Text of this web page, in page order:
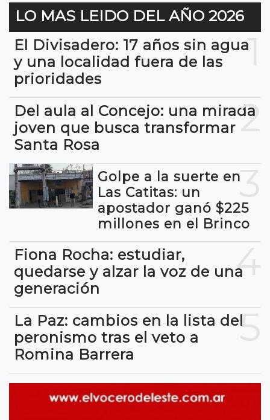
LO MAS LEIDO DEL AÑO 2026
1
El Divisadero: 17 años sin agua
y una localidad fuera de las
prioridades
2
Del aula al Concejo: una mirada
joven que busca transformar
Santa Rosa
3
Golpe a la suerte en
Las Catitas: un
apostador ganó $225
millones en el Brinco
4
Fiona Rocha: estudiar,
quedarse y alzar la voz de una
generación
5
La Paz: cambios en la lista del
peronismo tras el veto a
Romina Barrera